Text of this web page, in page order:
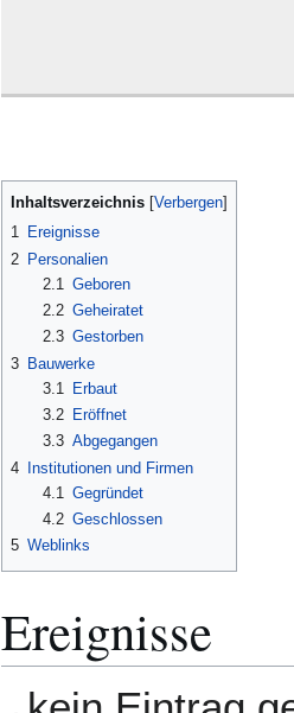
Inhaltsverzeichnis
1 Ereignisse
2 Personalien
2.1 Geboren
2.2 Geheiratet
2.3 Gestorben
3 Bauwerke
3.1
Erbaut
3.2
Eröffnet
3.3 Abgegangen
4 Institutionen und Firmen
4.1 Gegründet
4.2 Geschlossen
5 Weblinks
Ereignisse